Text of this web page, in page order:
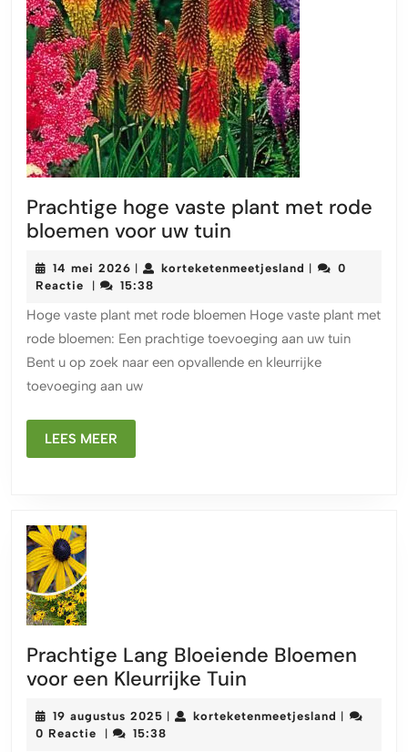
Prachtige hoge vaste plant met rode
bloemen voor uw tuin
vaste
met
rode
bloemen
14 mei 2026 14
mei
| korteketenmeetjesland |
0
Reactie
| 15:38
Hoge vaste plant met rode bloemen Hoge vaste plant met
rode bloemen: Een prachtige toevoeging aan uw tuin
Bent u op zoek naar een opvallende en kleurrijke
toevoeging aan uw
LEES MEER
MEER
Prachtige Lang Bloeiende Bloemen
voor een Kleurrijke Tuin
Bloeiende
19 augustus 2025 19
augustus
| korteketenmeetjesland |
0 Reactie | 15:38